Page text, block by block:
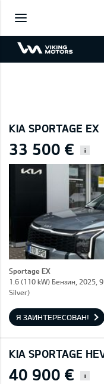
KIA SPORTAGE EX
33 500 € i
Sportage EX
1.6 (110 kW) Бензин, 2025,
Silver)
Я ЗАИНТЕРЕСОВАН!
KIA SPORTAGE
40 900 € i